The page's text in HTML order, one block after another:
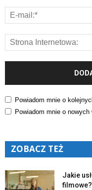
Powiadom mnie o
Powiadom mnie o
ZOBACZ TEŻ
Jakie
filmowe?